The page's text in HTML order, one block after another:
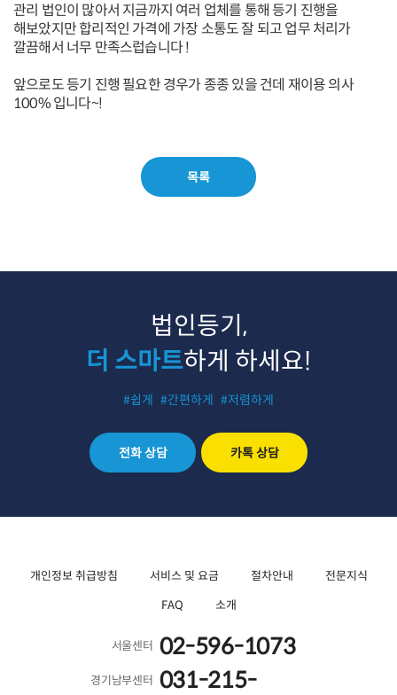
관리 법인이 많아서 지금까지 여러 업체를 통해 등기 진행을
해보았지만 합리적인 가격에 가장 소통도 잘 되고 업무 처리가
깔끔해서 너무 만족스럽습니다 !
앞으로도 등기 진행 필요한 경우가 종종 있을 건데 재이용 의사
100% 입니다~!
목록
법인등기,
더 스마트하게 하세요!
#쉽게 #간편하게 #저렴하게
전화 상담 카톡 상담
개인정보 취급방침 서비스 및 요금 절차안내
전문지식
FAQ
소개
서울센터 02-596-1073
경기남부센터 031-215-